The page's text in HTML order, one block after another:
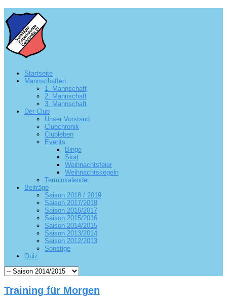
Startseite
Mannschaften
1. Mannschaft
2. Mannschaft
3. Mannschaft
Der Club
Unser Vorstand
Clubchronik
Clubleben
Events
Bingo
Skat
Weihnachtsfeier
Weihnachtskegeln
Terminkalender
Beiträge
Saison 2018 / 2019
Saison 2017/2018
Saison 2016/2017
Saison 2015/2016
Saison 2014/2015
Saison 2013/2014
Saison 2012/2013
Sonstige
Quiz
Training für Morgen